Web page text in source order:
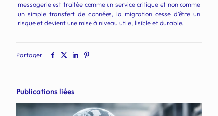
messagerie est traitée comme un service critique et non comme
un simple transfert de données, la migration cesse d’être un
risque et devient une mise à niveau utile, lisible et durable.
Partager
Publications liées